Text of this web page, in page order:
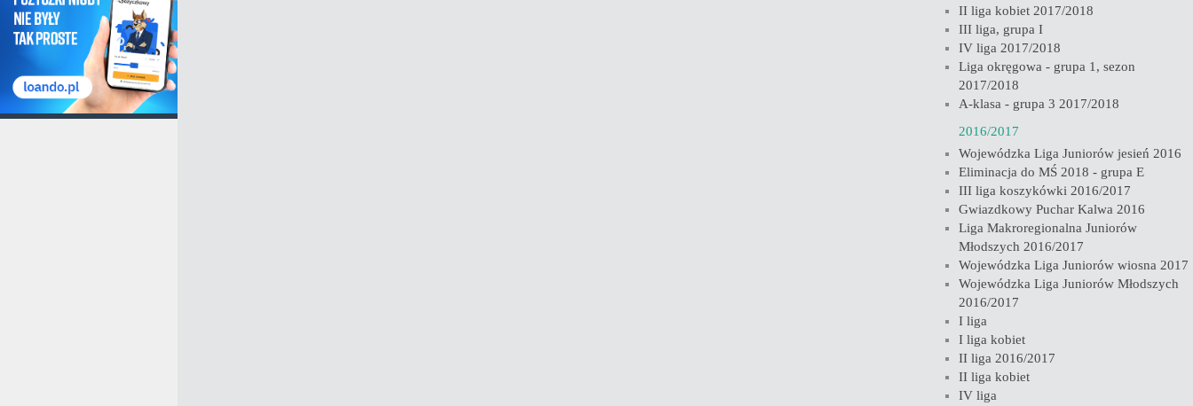
II liga kobiet 2017/2018
III liga, grupa I
IV liga 2017/2018
Liga okręgowa - grupa 1, sezon
2017/2018
A-klasa - grupa 3 2017/2018
2016/2017
Wojewódzka Liga Juniorów jesień 2016
Eliminacja do MŚ 2018 - grupa E
III liga koszykówki 2016/2017
Gwiazdkowy Puchar Kalwa 2016
Liga Makroregionalna Juniorów
Młodszych 2016/2017
Wojewódzka Liga Juniorów wiosna 2017
Wojewódzka Liga Juniorów Młodszych
2016/2017
I liga
I liga kobiet
II liga 2016/2017
II liga kobiet
IV liga